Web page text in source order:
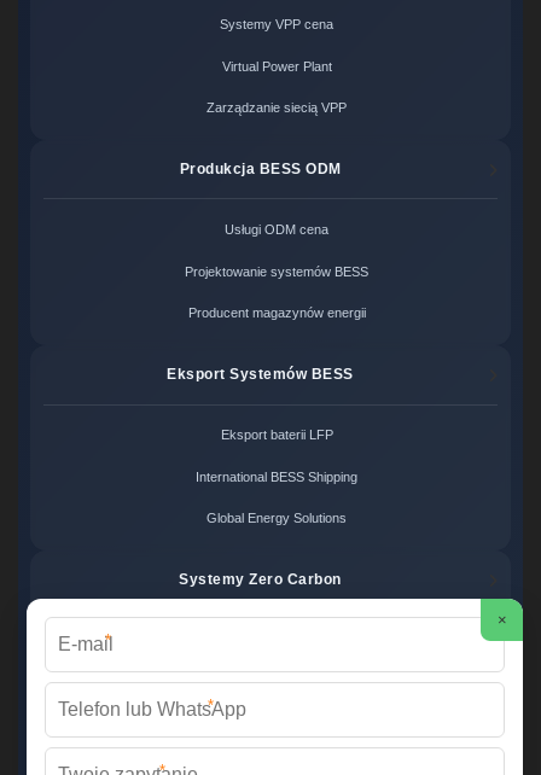
Systemy VPP cena
Virtual Power Plant
Zarządzanie siecią VPP
Produkcja BESS ODM
Usługi ODM cena
Projektowanie systemów BESS
Producent magazynów energii
Eksport Systemów BESS
Eksport baterii LFP
International BESS Shipping
Global Energy Solutions
Systemy Zero Carbon
Zero Carbon Energy
Ekologiczne rozwiązania OZE
×
*
*
*